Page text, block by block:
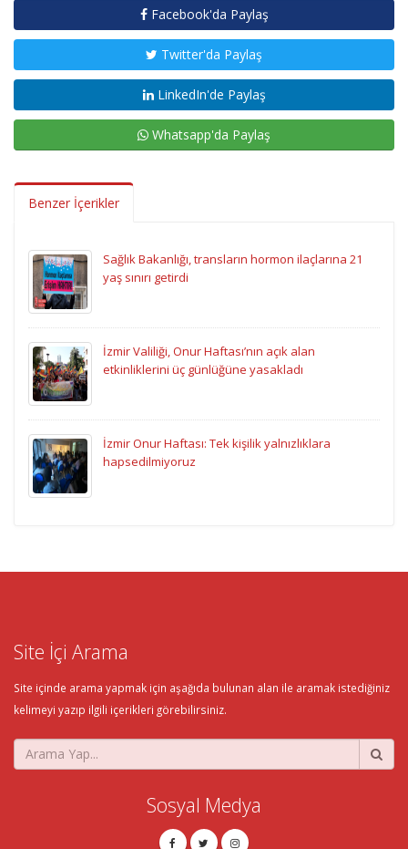
Facebook'da Paylaş
Twitter'da Paylaş
LinkedIn'de Paylaş
Whatsapp'da Paylaş
Benzer İçerikler
Sağlık Bakanlığı, transların hormon ilaçlarına 21
yaş sınırı getirdi
İzmir Valiliği, Onur Haftası’nın açık alan
etkinliklerini üç günlüğüne yasakladı
İzmir Onur Haftası: Tek kişilik yalnızlıklara
hapsedilmiyoruz
Site İçi Arama
Site içinde arama yapmak için aşağıda bulunan alan ile aramak istediğiniz
kelimeyi yazıp ilgili içerikleri görebilirsiniz.
Sosyal Medya